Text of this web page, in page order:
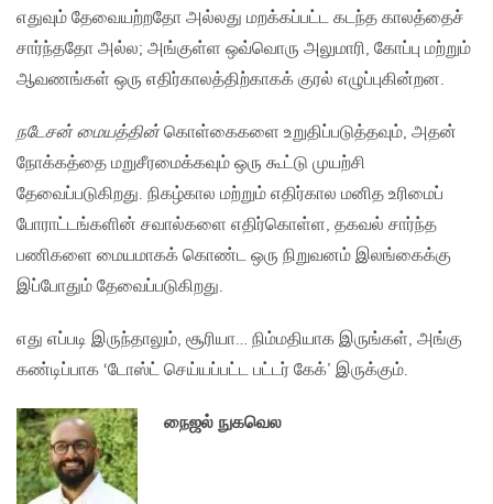
எதுவும் தேவையற்றதோ அல்லது மறக்கப்பட்ட கடந்த காலத்தைச்
சார்ந்ததோ அல்ல; அங்குள்ள ஒவ்வொரு அலுமாரி, கோப்பு மற்றும்
ஆவணங்கள் ஒரு எதிர்காலத்திற்காகக் குரல் எழுப்புகின்றன.
நடேசன் மையத்தின்கொள்கைகளை உறுதிப்படுத்தவும், அதன்
நோக்கத்தை மறுசீரமைக்கவும் ஒரு கூட்டு முயற்சி
தேவைப்படுகிறது. நிகழ்கால மற்றும் எதிர்கால மனித உரிமைப்
போராட்டங்களின் சவால்களை எதிர்கொள்ள, தகவல் சார்ந்த
பணிகளை மையமாகக் கொண்ட ஒரு நிறுவனம் இலங்கைக்கு
இப்போதும் தேவைப்படுகிறது.
எது எப்படி இருந்தாலும், சூரியா… நிம்மதியாக இருங்கள், அங்கு
கண்டிப்பாக ‘டோஸ்ட் செய்யப்பட்ட பட்டர் கேக்’ இருக்கும்.
நைஜல் நுகவெல